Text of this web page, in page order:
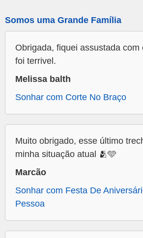
Somos uma Grande Família
Obrigada, fiquei assustada com
foi terrivel.
Melissa balth
Sonhar com Corte No Braço
Muito obrigado, esse último
minha situação atual 🫂🩵
Marcão
Sonhar com Festa De
Pessoa